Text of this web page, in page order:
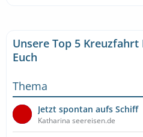
Unsere Top 5
Euch
Thema
Jetzt spontan aufs Schiff
Katharina seereisen.de